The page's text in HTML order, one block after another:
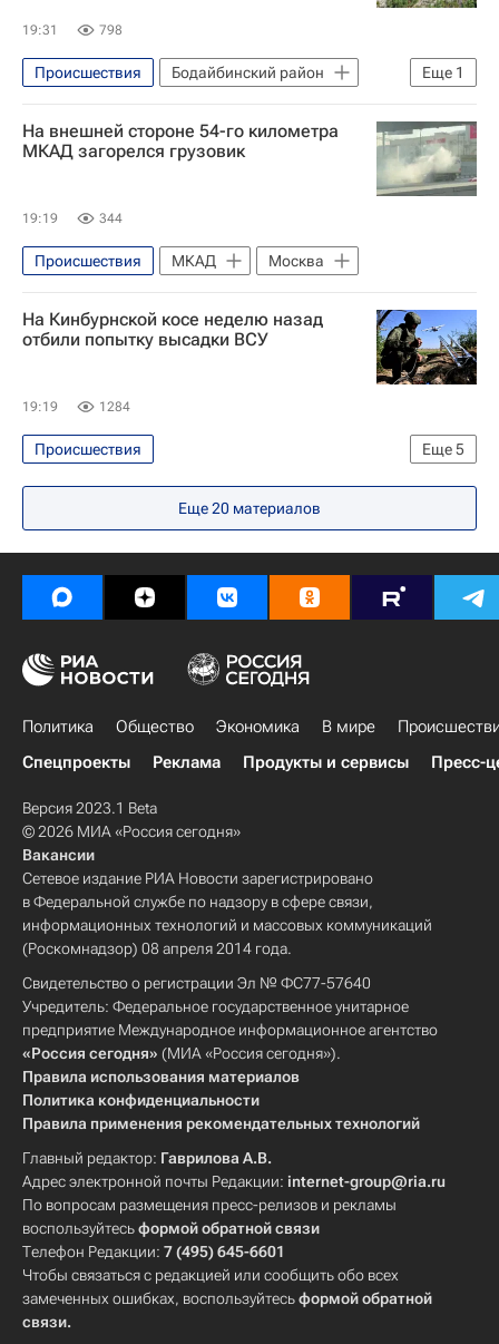
19:31 798
Еще 1
Происшествия
Бодайбинский район
Бодайбо
На внешней стороне 54-го километра
МКАД загорелся грузовик
19:19 344
Происшествия МКАД Москва
На Кинбурнской косе неделю назад
отбили попытку высадки ВСУ
19:19 1284
Еще5
Происшествия
Специальная военная операция на Украине
Херсонская область
Днепр (река)
Владимир Сальдо
Вооруженные силы Украины
Еще20 материалов
Политика Общество Экономика В мире
Спецпроекты
Реклама Продукты и сервисы Пресс-
Версия 2023.1 Beta
© 2026 МИА «Россия сегодня»
Вакансии
Сетевое издание РИА Новости зарегистрировано
в Федеральной службе по надзору в сфере связи,
информационных технологий и массовых коммуникаций
(Роскомнадзор) 08 апреля 2014 года.
Свидетельство о регистрации Эл № ФС77-57640
Учредитель: Федеральное государственное унитарное
предприятие Международное информационное агентство
«Россия сегодня» (МИА «Россия сегодня»).
Правила использования материалов
Политика конфиденциальности
Правила применения рекомендательных технологий
Главный редактор: Гаврилова А.В.
Адрес электронной почты Редакции: internet-group@ria.ru
По вопросам размещения пресс-релизов и рекламы
воспользуйтесьформой обратной связи
Телефон Редакции: 7 (495) 645-6601
Чтобы связаться с редакцией или сообщить обо всех
замеченных ошибках, воспользуйтесьформой обратной
связи.